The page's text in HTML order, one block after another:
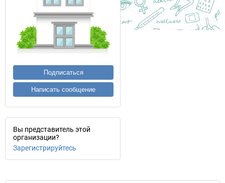
Подписаться
Написать сообщение
Вы представитель этой
организации?
Зарегистрируйтесь